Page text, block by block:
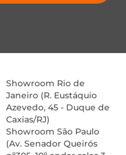
Showroom Rio de
Janeiro (R. Eustáquio
Azevedo, 45 - Duque de
Caxias/RJ)
Showroom São Paulo
(Av. Senador Queirós